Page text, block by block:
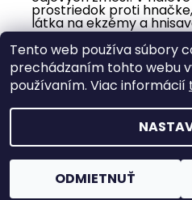
prostriedok proti
látka na ekzémy a
Buďte prvý, kto napíše
Pridať komentár
nastavenie
Tento web používa súbory
prechádzaním tohto webu
používaním. Viac informácií
ODMIETNUŤ